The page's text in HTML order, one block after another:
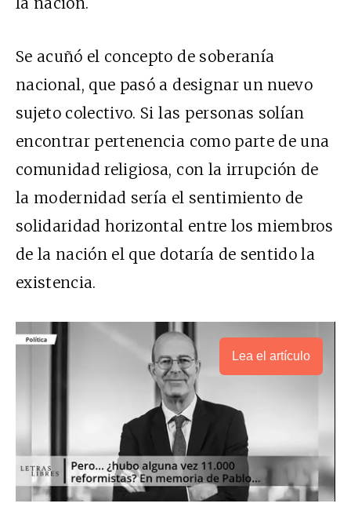
Se acuñó el concepto de soberanía
nacional, que pasó a designar un nuevo
sujeto colectivo. Si las personas solían
encontrar pertenencia como parte de una
comunidad religiosa, con la irrupción de
la modernidad sería el sentimiento de
solidaridad horizontal entre los miembros
de la nación el que dotaría de sentido la
existencia.
Lea el artículo